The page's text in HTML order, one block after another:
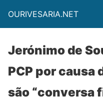
OURIVESARIA.NET
Jerónimo de
PCP por
são “conversa